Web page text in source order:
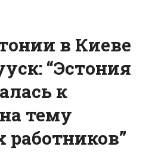
в Киеве
“Эстония
к
тему
работников”